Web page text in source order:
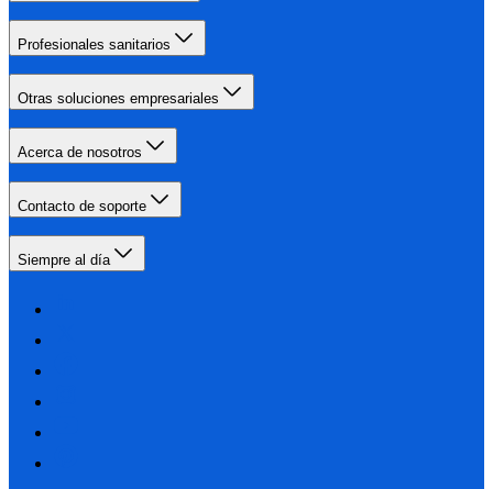
Profesionales sanitarios
Otras soluciones empresariales
Acerca de nosotros
Contacto de soporte
Siempre al día